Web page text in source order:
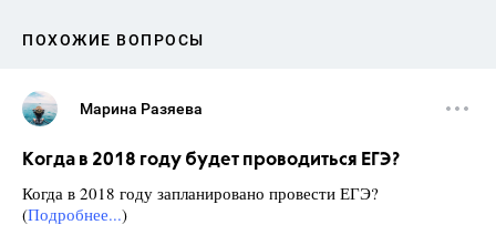
ПОХОЖИЕ ВОПРОСЫ
Марина Разяева
Когда в 2018 году будет проводиться ЕГЭ?
Когда в 2018 году запланировано провести ЕГЭ?
(Подробнее...)